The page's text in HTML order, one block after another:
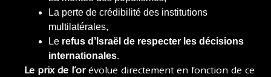
La perte de crédibilité des institutions
multilatérales,
Le refus d’Israël de respecter les décisions
internationales.
Le prix de l’orévolue directement en fonction de ce